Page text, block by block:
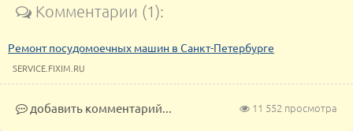
Комментарии (1):
Ремонт посудомоечных машин в Санкт-Петербурге
SERVICE.FIXIM.RU
11 552 просмотра
добавить комментарий...